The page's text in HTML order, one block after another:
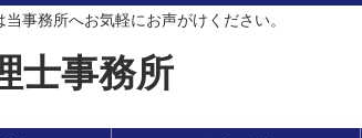
事務所へお気軽にお声がけください。
士事務所